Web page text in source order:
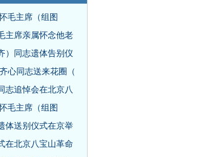
毛主席（组图
主席亲属怀念他老
）同志遗体告别仪
心同志送来花圈（
志追悼会在北京八
毛主席（组图
体送别仪式在京举
在北京八宝山革命